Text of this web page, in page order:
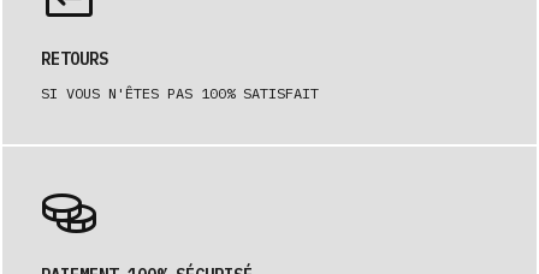
RETOURS
SI VOUS N'ÊTES PAS 100% SATISFAIT